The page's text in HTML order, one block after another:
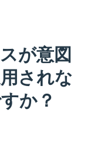
が意図
されな
か？